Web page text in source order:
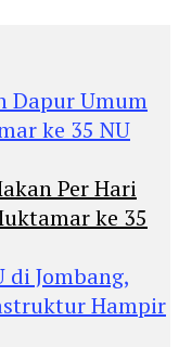
Per Hari
ke 35